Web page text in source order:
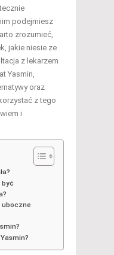
podejmiesz
zrozumieć,
jakie niesie ze
z lekarzem
Yasmin,
oraz
z tego
i
być
uboczne